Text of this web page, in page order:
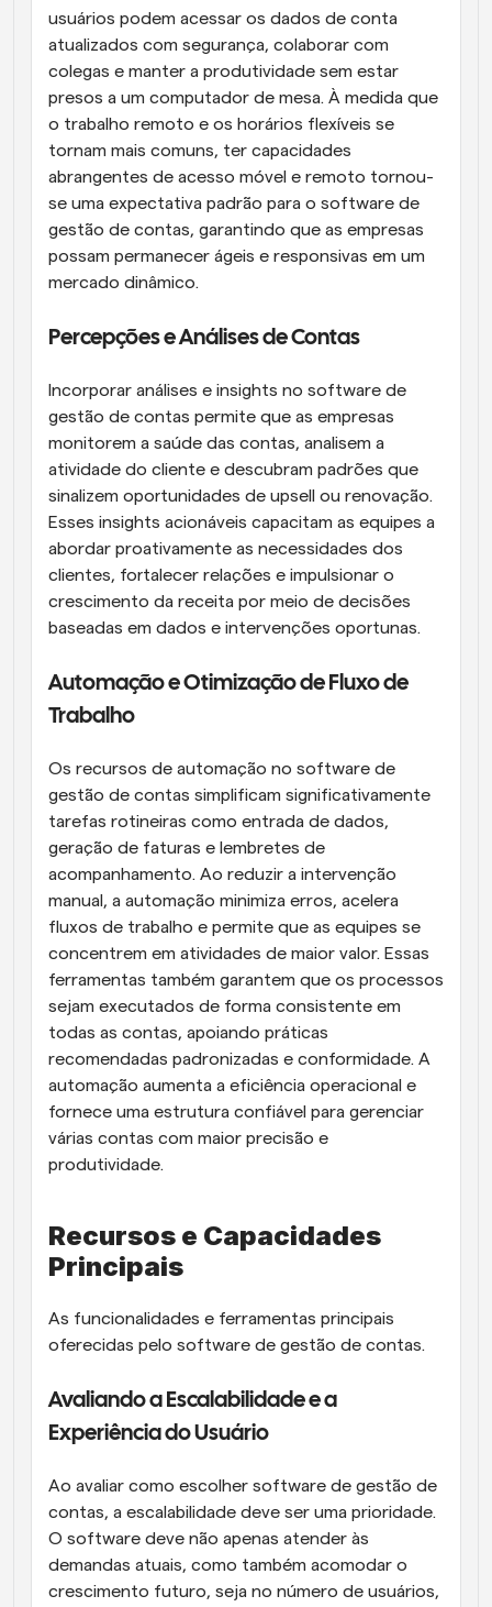
usuários podem acessar os dados de conta
atualizados com segurança, colaborar com
colegas e manter a produtividade sem estar
presos a um computador de mesa. À medida que
o trabalho remoto e os horários flexíveis se
tornam mais comuns, ter capacidades
abrangentes de acesso móvel e remoto tornou-
se uma expectativa padrão para o software de
gestão de contas, garantindo que as empresas
possam permanecer ágeis e responsivas em um
mercado dinâmico.
Percepções e Análises de Contas
Incorporar análises e insights no software de
gestão de contas permite que as empresas
monitorem a saúde das contas, analisem a
atividade do cliente e descubram padrões que
sinalizem oportunidades de upsell ou renovação.
Esses insights acionáveis capacitam as equipes a
abordar proativamente as necessidades dos
clientes, fortalecer relações e impulsionar o
crescimento da receita por meio de decisões
baseadas em dados e intervenções oportunas.
Automação e Otimização de Fluxo de
Trabalho
Os recursos de automação no software de
gestão de contas simplificam significativamente
tarefas rotineiras como entrada de dados,
geração de faturas e lembretes de
acompanhamento. Ao reduzir a intervenção
manual, a automação minimiza erros, acelera
fluxos de trabalho e permite que as equipes se
concentrem em atividades de maior valor. Essas
ferramentas também garantem que os processos
sejam executados de forma consistente em
todas as contas, apoiando práticas
recomendadas padronizadas e conformidade. A
automação aumenta a eficiência operacional e
fornece uma estrutura confiável para gerenciar
várias contas com maior precisão e
produtividade.
Recursos e Capacidades
Principais
As funcionalidades e ferramentas principais
oferecidas pelo software de gestão de contas.
Avaliando a Escalabilidade e a
Experiência do Usuário
Ao avaliar como escolher software de gestão de
contas, a escalabilidade deve ser uma prioridade.
O software deve não apenas atender às
demandas atuais, como também acomodar o
crescimento futuro, seja no número de usuários,